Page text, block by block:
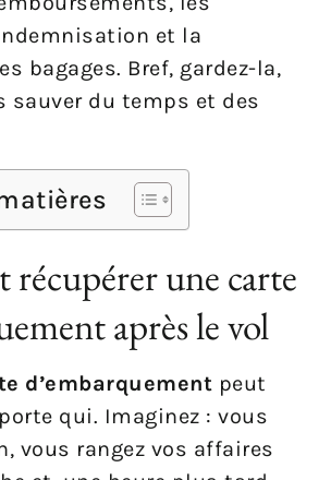
et la
bagages. Bref, gardez-la,
sauver du temps et des
une carte
après le vol
d’embarquement peut
qui. Imaginez : vous
vous rangez vos affaires